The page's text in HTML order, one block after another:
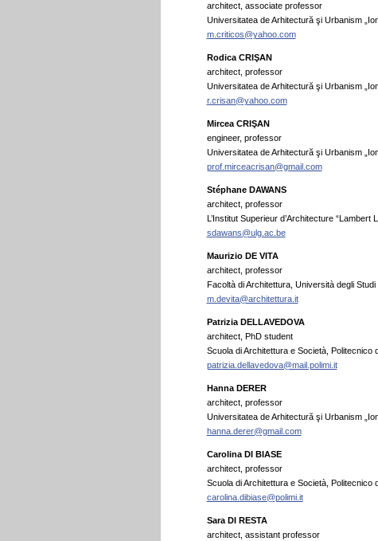
architect, associate professor
Universitatea de Arhitectură şi Urbanism
m.criticos@yahoo.com
Rodica CRIŞAN
architect, professor
Universitatea de Arhitectură şi Urbanism
r.crisan@yahoo.com
Mircea CRIŞAN
engineer, professor
Universitatea de Arhitectură şi Urbanism
prof.mirceacrisan@gmail.com
Stéphane DAWANS
architect, professor
L’Institut Superieur d’Architecture
sdawans@ulg.ac.be
Maurizio DE VITA
architect, professor
Facoltà di Architettura, Università degli
m.devita@architettura.it
Patrizia DELLAVEDOVA
architect, PhD student
Scuola di Architettura e Società, Politecnico
patrizia.dellavedova@mail.polimi.it
Hanna DERER
architect, professor
Universitatea de Arhitectură şi Urbanism
hanna.derer@gmail.com
Carolina DI BIASE
architect, professor
Scuola di Architettura e Società, Politecnico
carolina.dibiase@polimi.it
Sara DI RESTA
architect, assistant professor